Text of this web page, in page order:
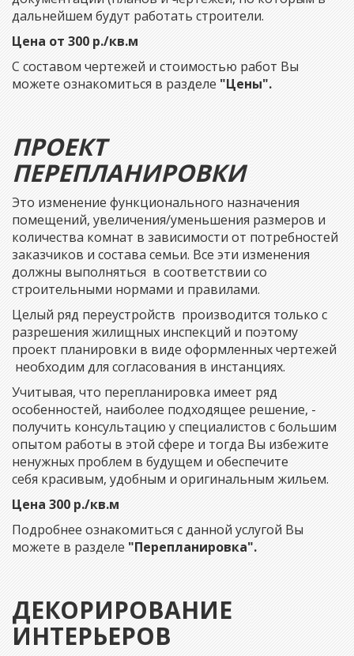
дальнейшем будут работать строители.
Цена от 300 р./кв.м
С составом чертежей и стоимостью работ Вы
можете ознакомиться в разделе "Цены".
ПРОЕКТ
ПЕРЕПЛАНИРОВКИ
Это изменение функционального назначения
помещений, увеличения/уменьшения размеров и
количества комнат в зависимости от потребностей
заказчиков и состава семьи. Все эти изменения
должны выполняться в соответствии со
строительными нормами и правилами.
Целый ряд переустройств производится только с
разрешения жилищных инспекций и поэтому
проект планировки в виде оформленных чертежей
необходим для согласования в инстанциях.
Учитывая, что перепланировка имеет ряд
особенностей, наиболее подходящее решение, -
получить консультацию у специалистов с большим
опытом работы в этой сфере и тогда Вы избежите
ненужных проблем в будущем и обеспечите
себя красивым, удобным и оригинальным жильем.
Цена 300 р./кв.м
Подробнее ознакомиться с данной услугой Вы
можете в разделе "Перепланировка".
ДЕКОРИРОВАНИЕ
ИНТЕРЬЕРОВ